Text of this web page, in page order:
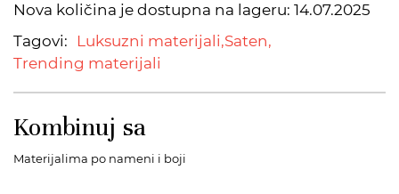
Nova količina je dostupna na lageru: 14.07.2025
Tagovi:
Luksuzni materijali,Saten,
Trending materijali
Kombinuj sa
Materijalima po nameni i boji